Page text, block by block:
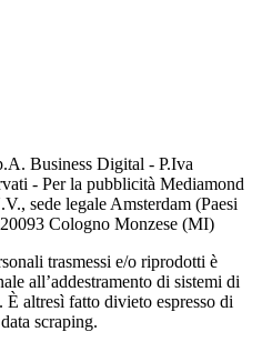
Business Digital - P.Iva
- Per la pubblicità Mediamond
sede legale Amsterdam (Paesi
Cologno Monzese (MI)
trasmessi e/o riprodotti è
all’addestramento di sistemi di
altresì fatto divieto espresso di
scraping.